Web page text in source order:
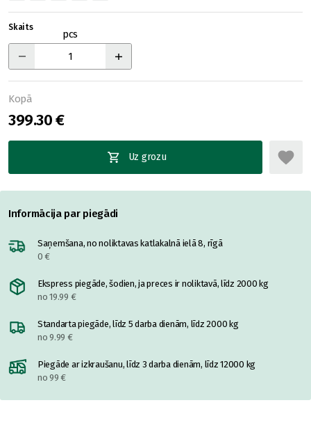
Skaits
pcs
Kopā
399.30 €
Uz grozu
Informācija par piegādi
Saņemšana, no noliktavas katlakalnā ielā 8, rīgā
0 €
Ekspress piegāde, šodien, ja preces ir noliktavā, līdz 2000 kg
no 19.99 €
Standarta piegāde, līdz 5 darba dienām, līdz 2000 kg
no 9.99 €
Piegāde ar izkraušanu, līdz 3 darba dienām, līdz 12000 kg
no 99 €